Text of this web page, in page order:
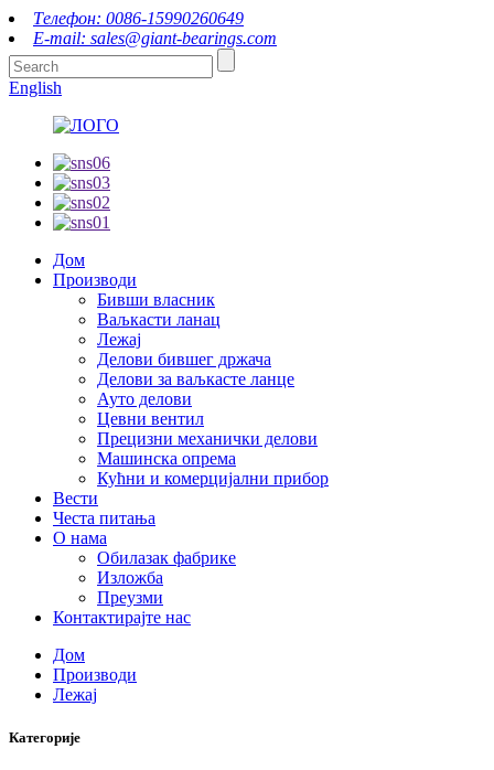
Телефон: 0086-15990260649
E-mail: sales@giant-bearings.com
English
Дом
Производи
Бивши власник
Ваљкасти ланац
Лежај
Делови бившег држача
Делови за ваљкасте ланце
Ауто делови
Цевни вентил
Прецизни механички делови
Машинска опрема
Кућни и комерцијални прибор
Вести
Честа питања
О нама
Обилазак фабрике
Изложба
Преузми
Контактирајте нас
Дом
Производи
Лежај
Категорије